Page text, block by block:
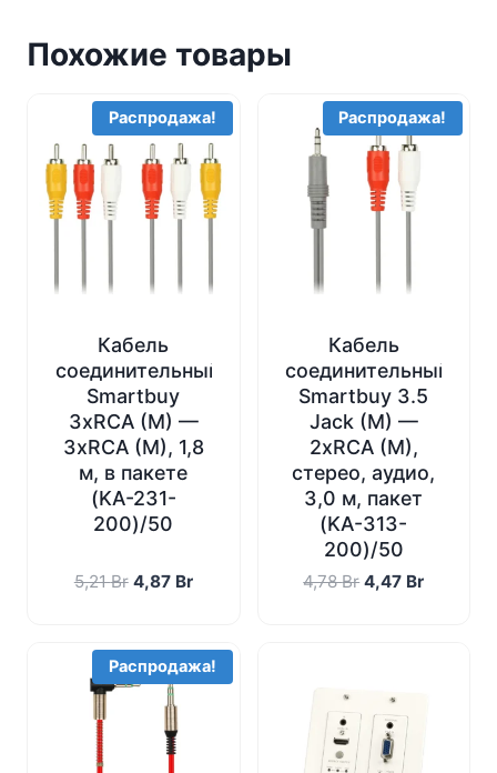
Похожие товары
Распродажа!
Кабель
соединительный
Smartbuy
3xRCA (M) —
3xRCA (M), 1,8
м, в пакете
(KA-231-
200)/50
5,21Br Первоначальная
4,87 BrТекущая
Распродажа!
Кабель
соединительный
Smartbuy 3.5
Jack (M) —
2xRCA (M),
стерео, аудио,
3,0 м, пакет
(KA-313-
200)/50
4,78Br 4,47 BrТекущая
Распродажа!